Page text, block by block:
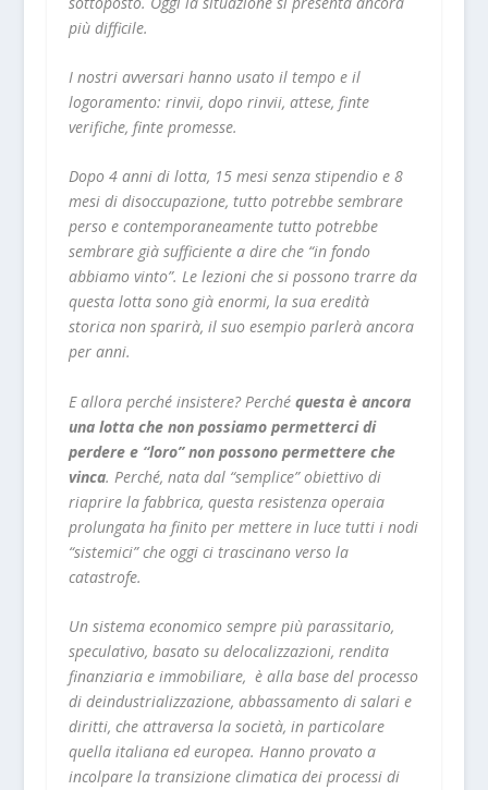
più difficile.
I nostri avversari hanno usato il tempo e il
logoramento: rinvii, dopo rinvii, attese, finte
verifiche, finte promesse.
Dopo 4 anni di lotta, 15 mesi senza stipendio e 8
mesi di disoccupazione, tutto potrebbe sembrare
perso e contemporaneamente tutto potrebbe
sembrare già sufficiente a dire che “in fondo
abbiamo vinto”. Le lezioni che si possono trarre da
questa lotta sono già enormi, la sua eredità
storica non sparirà, il suo esempio parlerà ancora
per anni.
E allora perché insistere? Perché questa è ancora
una lotta che non possiamo permetterci di
perdere e “loro” non possono permettere che
vinca. Perché, nata dal “semplice” obiettivo di
riaprire la fabbrica, questa resistenza operaia
prolungata ha finito per mettere in luce tutti i nodi
“sistemici” che oggi ci trascinano verso la
catastrofe.
Un sistema economico sempre più parassitario,
speculativo, basato su delocalizzazioni, rendita
finanziaria e immobiliare, è alla base del processo
di deindustrializzazione, abbassamento di salari e
diritti, che attraversa la società, in particolare
quella italiana ed europea. Hanno provato a
incolpare la transizione climatica dei processi di